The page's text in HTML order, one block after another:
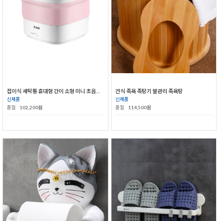
신제품
품절
102,200원
건식 족욕 족탕기 발관리 족욕탕
신제품
품절
114,500원